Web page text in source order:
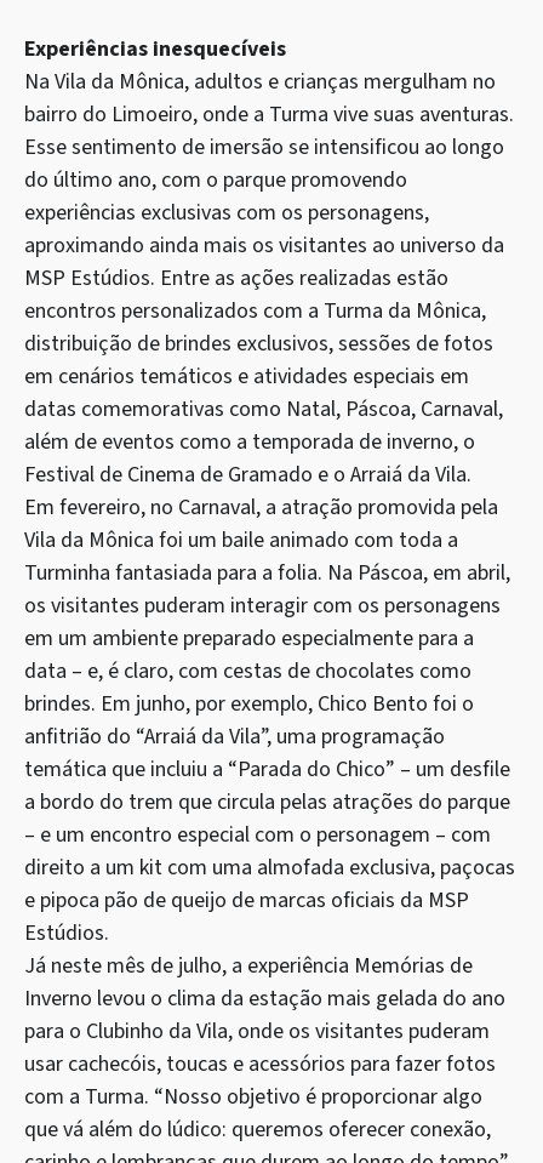
Experiências inesquecíveis
Na Vila da Mônica, adultos e crianças mergulham no
bairro do Limoeiro, onde a Turma vive suas aventuras.
Esse sentimento de imersão se intensificou ao longo
do último ano, com o parque promovendo
experiências exclusivas com os personagens,
aproximando ainda mais os visitantes ao universo da
MSP Estúdios. Entre as ações realizadas estão
encontros personalizados com a Turma da Mônica,
distribuição de brindes exclusivos, sessões de fotos
em cenários temáticos e atividades especiais em
datas comemorativas como Natal, Páscoa, Carnaval,
além de eventos como a temporada de inverno, o
Festival de Cinema de Gramado e o Arraiá da Vila.
Em fevereiro, no Carnaval, a atração promovida pela
Vila da Mônica foi um baile animado com toda a
Turminha fantasiada para a folia. Na Páscoa, em abril,
os visitantes puderam interagir com os personagens
em um ambiente preparado especialmente para a
data – e, é claro, com cestas de chocolates como
brindes. Em junho, por exemplo, Chico Bento foi o
anfitrião do “Arraiá da Vila”, uma programação
temática que incluiu a “Parada do Chico” – um desfile
a bordo do trem que circula pelas atrações do parque
– e um encontro especial com o personagem – com
direito a um kit com uma almofada exclusiva, paçocas
e pipoca pão de queijo de marcas oficiais da MSP
Estúdios.
Já neste mês de julho, a experiência Memórias de
Inverno levou o clima da estação mais gelada do ano
para o Clubinho da Vila, onde os visitantes puderam
usar cachecóis, toucas e acessórios para fazer fotos
com a Turma. “Nosso objetivo é proporcionar algo
que vá além do lúdico: queremos oferecer conexão,